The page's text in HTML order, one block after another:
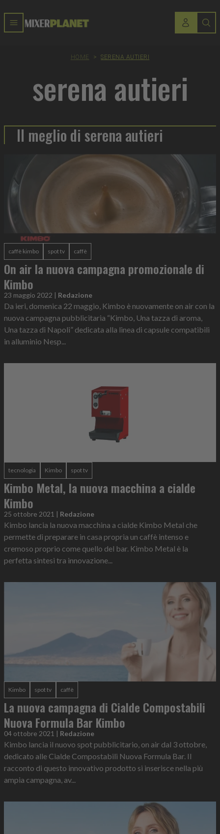
HOME > SERENA AUTIERI
serena autieri
Il meglio di serena autieri
caffè kimbo spot tv caffè
On air la nuova campagna promozionale di
Kimbo
23 maggio 2022 | Redazione
Da ieri, domenica 22 maggio, Kimbo è nuovamente on air con la
nuova campagna pubblicitaria “Kimbo, Una tazza di aroma,
Una tazza di Napoli” dedicata alla linea di capsule compatibili
in alluminio Nesp...
tecnologia Kimbo spot tv
Kimbo Metal, la nuova macchina a cialde
Kimbo
25 ottobre 2021 | Redazione
Kimbo lancia la nuova macchina a cialde Kimbo Metal che
permette di preparare in casa propria un caffè intenso e
cremoso proprio come quello del bar. Kimbo Metal è la
perfetta sintesi tra innovazione...
Kimbo spot tv caffè
La nuova campagna di Cialde Compostabili
Nuova Formula Bar Kimbo
04 ottobre 2021 | Redazione
Kimbo lancia il nuovo spot pubblicitario, on air dal 3 ottobre,
dedicato alle Cialde Compostabili Nuova Formula Bar. Il
racconto di questo innovativo prodotto si inserisce nella più
ampia campagna, av...